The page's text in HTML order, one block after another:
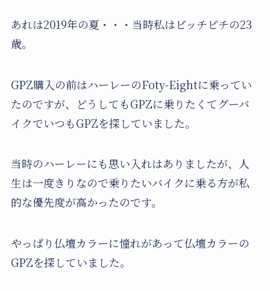
あれは2019年の夏・・・当時私はピッチピチの23
歳。
GPZ購入の前はハーレーのFoty-Eightに乗ってい
たのですが、どうしてもGPZに乗りたくてグーバ
イクでいつもGPZを探していました。
当時のハーレーにも思い入れはありましたが、人
生は一度きりなので乗りたいバイクに乗る方が私
的な優先度が高かったのです。
やっぱり仏壇カラーに憧れがあって仏壇カラーの
GPZを探していました。